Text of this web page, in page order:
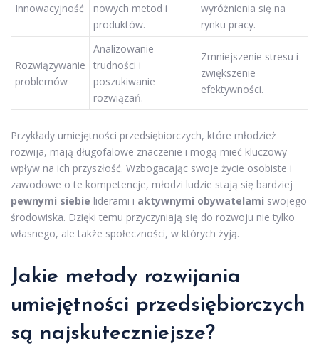
Innowacyjność
nowych metod i
produktów.
wyróżnienia się na
rynku pracy.
Rozwiązywanie
problemów
Analizowanie
trudności i
poszukiwanie
rozwiązań.
Zmniejszenie stresu i
zwiększenie
efektywności.
Przykłady umiejętności przedsiębiorczych, które młodzież
rozwija, mają długofalowe znaczenie i mogą mieć kluczowy
wpływ na ich przyszłość. Wzbogacając swoje życie osobiste i
zawodowe o te kompetencje, młodzi ludzie stają się bardziej
pewnymi siebie liderami i aktywnymi obywatelami swojego
środowiska. Dzięki temu przyczyniają się do rozwoju nie tylko
własnego, ale także społeczności, w których żyją.
Jakie metody rozwijania
umiejętności przedsiębiorczych
są najskuteczniejsze?